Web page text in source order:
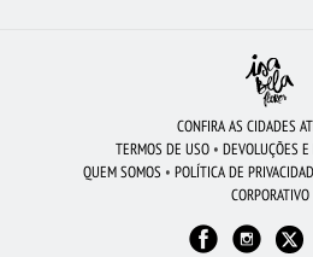
FLORICULTURA BRASÍLIA
FLORICULTURA MANAUS
URSO DE PELÚCIA LÍRIO CESTA DE
FLORICULTURA NITERÓI
FLORICULTURA RIBEIRÃO PRETO
CONFIRA AS CIDADES
TERMOS DE USO • DEVOLUÇÕES
QUEM SOMOS • POLÍTICA DE
CORPORATIVO